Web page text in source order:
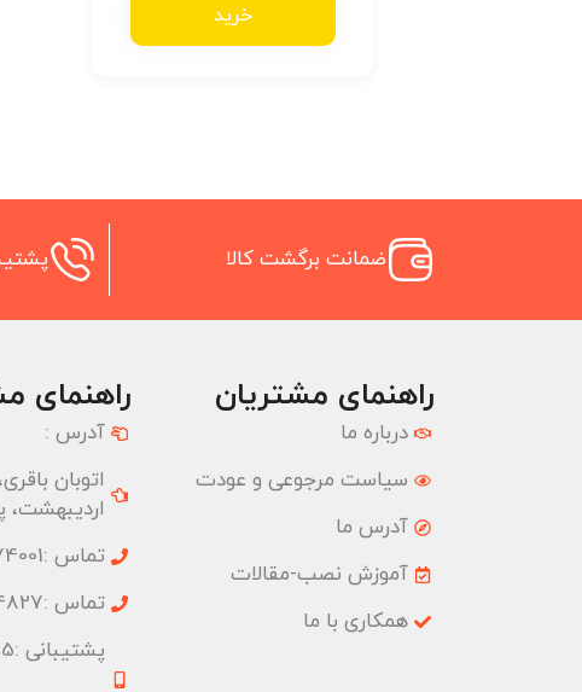
خرید
ضمانت برگشت کالا پشتیبانی
راهنمای مشتریان
درباره ما
سیاست مرجوعی و عودت
آدرس ما
آموزش نصب-مقالات
همکاری با ما
راهنمای
آدرس :
اردیبهشت،
تماس :02177074001
تماس :02177074827
پشتیبانی :09033191555 واتس آپ